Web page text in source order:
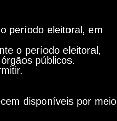
período eleitoral, em
o período eleitoral,
públicos.
disponíveis por meio